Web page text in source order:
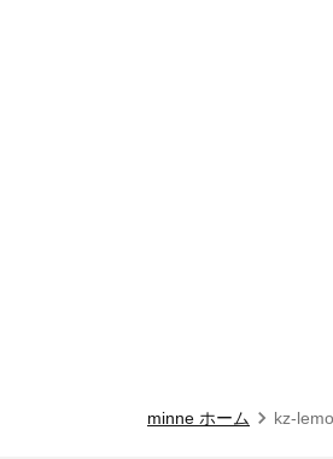
minne ホーム kz-